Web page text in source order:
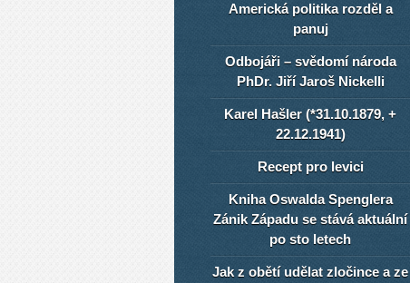
Americká politika rozděl a
panuj
Odbojáři – svědomí národa
PhDr. Jiří Jaroš Nickelli
Karel Hašler (*31.10.1879, +
22.12.1941)
Recept pro levici
Kniha Oswalda Spenglera
Zánik Západu se stává aktuální
po sto letech
Jak z obětí udělat zločince a ze